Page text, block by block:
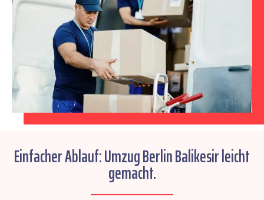
Einfacher Ablauf: Umzug Berlin Balikesir leicht
gemacht.